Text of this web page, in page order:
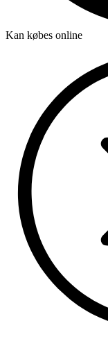
Kan købes online